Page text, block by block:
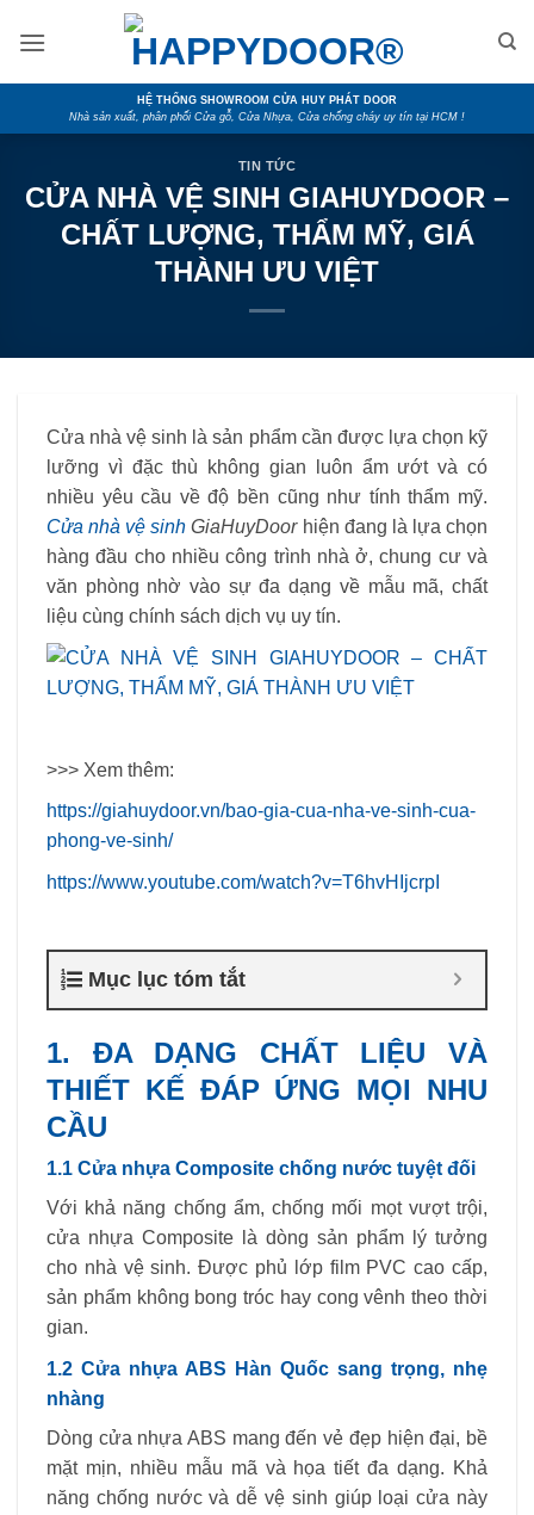
HỆ THỐNG SHOWROOM CỬA HUY PHÁT DOOR
Nhà sản xuất, phân phối Cửa gỗ, Cửa Nhựa, Cửa chống cháy uy tín tại HCM !
TIN TỨC
CỬA NHÀ VỆ SINH GIAHUYDOOR –
CHẤT LƯỢNG, THẨM MỸ, GIÁ
THÀNH ƯU VIỆT
Cửa nhà vệ sinh là sản phẩm cần được lựa chọn kỹ
lưỡng vì đặc thù không gian luôn ẩm ướt và có
nhiều yêu cầu về độ bền cũng như tính thẩm mỹ.
Cửa nhà vệ sinh GiaHuyDoorhiện đang là lựa chọn
hàng đầu cho nhiều công trình nhà ở, chung cư và
văn phòng nhờ vào sự đa dạng về mẫu mã, chất
liệu cùng chính sách dịch vụ uy tín.
>>> Xem thêm:
https://giahuydoor.vn/bao-gia-cua-nha-ve-sinh-cua-
phong-ve-sinh/
https://www.youtube.com/watch?v=T6hvHIjcrpI
Mục lục tóm tắt
1. ĐA DẠNG CHẤT LIỆU VÀ
THIẾT KẾ ĐÁP ỨNG MỌI NHU
CẦU
1.1 Cửa nhựa Composite chống nước tuyệt đối
Với khả năng chống ẩm, chống mối mọt vượt trội,
cửa nhựa Composite là dòng sản phẩm lý tưởng
cho nhà vệ sinh. Được phủ lớp film PVC cao cấp,
sản phẩm không bong tróc hay cong vênh theo thời
gian.
1.2 Cửa nhựa ABS Hàn Quốc sang trọng, nhẹ
nhàng
Dòng cửa nhựa ABS mang đến vẻ đẹp hiện đại, bề
mặt mịn, nhiều mẫu mã và họa tiết đa dạng. Khả
năng chống nước và dễ vệ sinh giúp loại cửa này